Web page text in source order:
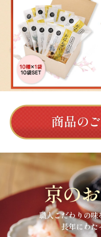
京の
職人こだわりの
長年にわ